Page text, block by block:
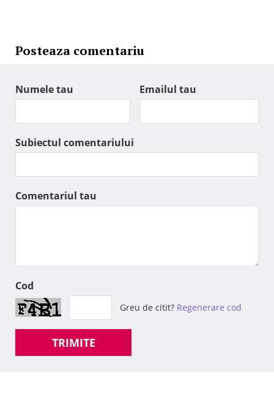
Posteaza comentariu
Numele tau Emailul tau
Subiectul comentariului
Comentariul tau
Cod
Greu de citit? Regenerare cod
TRIMITE